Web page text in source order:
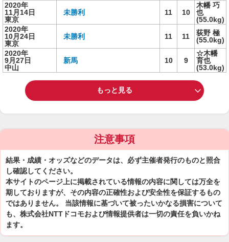
2020年
11月14日
東京
未勝利 11 10
木幡 巧
也
(55.0kg)
2020年
10月24日
東京
未勝利 11 11
荻野 極
(55.0kg)
2020年
9月27日
中山
新馬 10 9
☆木幡
育也
(53.0kg)
もっと見る
注意事項
結果・成績・オッズなどのデータは、必ず主催者発行のものと照合
し確認してください。
本サイトのページ上に掲載されている情報の内容に関しては万全を
期しておりますが、その内容の正確性および安全性を保証するもの
ではありません。 当該情報に基づいて被ったいかなる損害について
も、株式会社NTTドコモおよび情報提供者は一切の責任を負いかね
ます。